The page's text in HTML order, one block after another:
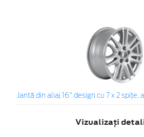
Jantă din aliaj 16" design cu 7 x 2 spiţe,
Vizualizați